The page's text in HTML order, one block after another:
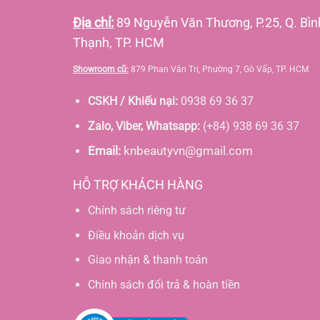
Địa chỉ: 89 Nguyễn Văn Thương, P.25, Q.
Thạnh, TP. HCM
Showroom cũ: 879 Phan Văn Trị, Phường 7, Gò Vấp, TP. HCM
CSKH / Khiếu nại:0938 69 36 37
Zalo, Viber, Whatsapp: (+84) 938 69 36 37
Email:knbeautyvn@gmail.com
HỖ TRỢ KHÁCH HÀNG
Chính sách riêng tư
Điều khoản dịch vụ
Giao nhận & thanh toán
Chính sách đổi trả & hoàn tiền